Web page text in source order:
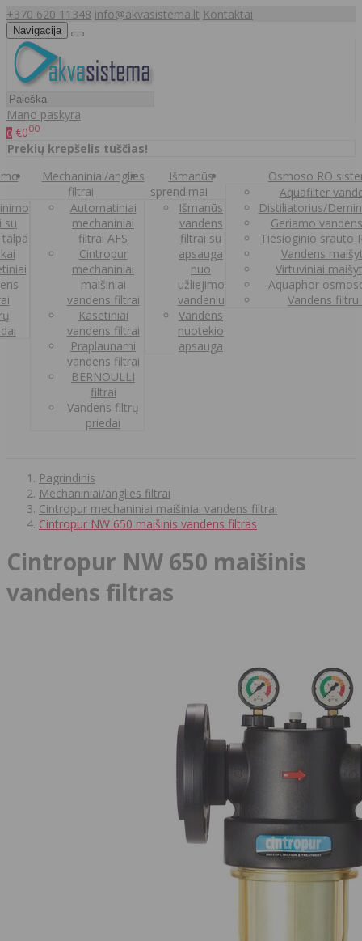
+370 620 11348 info@akvasistema.lt Kontaktai
Navigacija
Mano paskyra
0 €000
Prekių krepšelis tuščias!
su
Mechaniniai/anglies
filtrai
Automatiniai
mechaniniai
filtrai AFS
Cintropur
mechaniniai
maišiniai
vandens filtrai
Kasetiniai
vandens filtrai
Praplaunami
vandens filtrai
BERNOULLI
filtrai
Vandens filtrų
priedai
Išmanūs
sprendimai
Išmanūs
vandens
filtrai su
apsauga
nuo
užliejimo
vandeniu
Vandens
nuotekio
apsauga
Osmoso RO
Aquafilter
Distiliatorius/
Geriamo
Tiesioginio srauto
Vandens
Virtuviniai
Aquaphor
Vandens filtru
Pagrindinis
Mechaniniai/anglies filtrai
Cintropur mechaniniai maišiniai vandens filtrai
Cintropur NW 650 maišinis vandens filtras
Cintropur NW 650 maišinis
vandens filtras